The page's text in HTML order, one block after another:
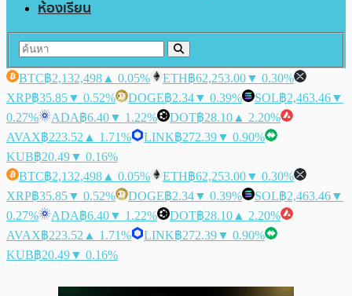
ห้องเรียน
BTC฿2,132,498 ▲ 0.05% ETH฿62,253.00▼ 0.30%
XRP฿35.85▼ 0.52% DOGE฿2.34▼ 0.39% SOL฿2,463.46▼
0.27%
ADA฿6.40▼ 1.22% DOT฿28.10 ▲ 2.20%
AVAX฿223.52 ▲ 1.71% LINK฿272.39▼ 0.90%
KUB฿20.49▼ 0.16%
BTC฿2,132,498 ▲ 0.05% ETH฿62,253.00▼ 0.30%
XRP฿35.85▼ 0.52% DOGE฿2.34▼ 0.39% SOL฿2,463.46▼
0.27%
ADA฿6.40▼ 1.22% DOT฿28.10 ▲ 2.20%
AVAX฿223.52 ▲ 1.71% LINK฿272.39▼ 0.90%
KUB฿20.49▼ 0.16%